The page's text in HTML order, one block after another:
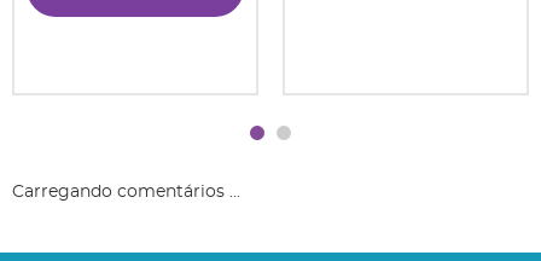
Carregando comentários ...